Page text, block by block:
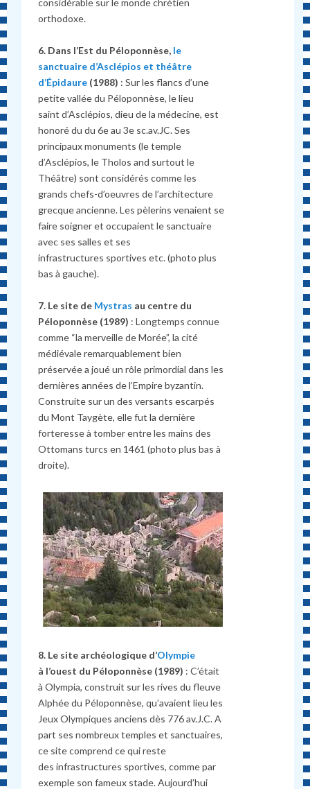
considérable sur le monde chrétien
orthodoxe.
6. Dans l’Est du Péloponnèse, le
sanctuaire d’Asclépios et théâtre
d’Épidaure (1988) : Sur les flancs d’une
petite vallée du Péloponnèse, le lieu
saint d’Asclépios, dieu de la médecine, est
honoré du du 6e au 3e sc.av.JC. Ses
principaux monuments (le temple
d’Asclépios, le Tholos and surtout le
Théâtre) sont considérés comme les
grands chefs-d’oeuvres de l’architecture
grecque ancienne. Les pèlerins venaient se
faire soigner et occupaient le sanctuaire
avec ses salles et ses
infrastructures sportives etc. (photo plus
bas à gauche).
7. Le site de Mystras au centre du
Péloponnèse (1989) : Longtemps connue
comme “la merveille de Morée”, la cité
médiévale remarquablement bien
préservée a joué un rôle primordial dans les
dernières années de l’Empire byzantin.
Construite sur un des versants escarpés
du Mont Taygète, elle fut la dernière
forteresse à tomber entre les mains des
Ottomans turcs en 1461 (photo plus bas à
droite).
8. Le site archéologique d’Olympie
à l’ouest du Péloponnèse (1989) : C’était
à Olympia, construit sur les rives du fleuve
Alphée du Péloponnèse, qu’avaient lieu les
Jeux Olympiques anciens dès 776 av.J.C. A
part ses nombreux temples et sanctuaires,
ce site comprend ce qui reste
des infrastructures sportives, comme par
exemple son fameux stade. Aujourd’hui